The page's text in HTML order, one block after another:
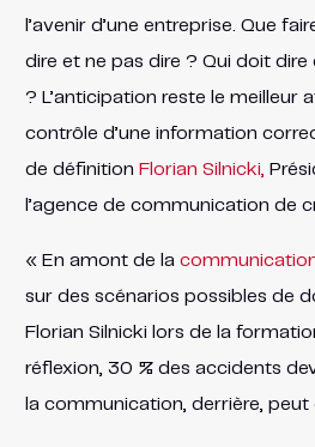
l’avenir d’une entreprise. Que
dire et ne pas dire ? Qui doit
? L’anticipation reste le meilleur
contrôle d’une information
de définition Florian Silnicki,
l’agence de communication de
« En amont de la
sur des scénarios possibles de
Florian Silnicki lors de la
réflexion, 30 % des accidents
la communication, derrière, peut